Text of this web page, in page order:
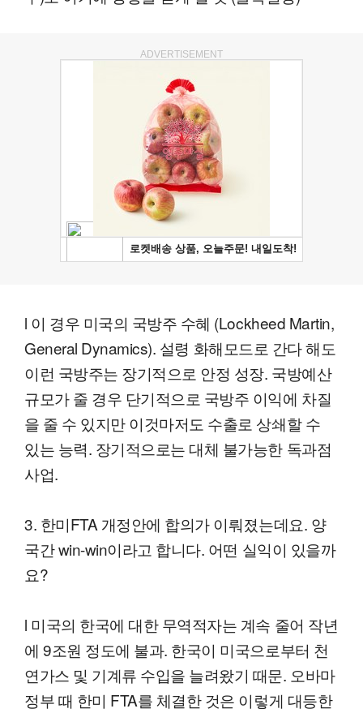
ADVERTISEMENT
l 이 경우 미국의 국방주 수혜 (Lockheed Martin,
General Dynamics). 설령 화해모드로 간다 해도
이런 국방주는 장기적으로 안정 성장. 국방예산
규모가 줄 경우 단기적으로 국방주 이익에 차질
을 줄 수 있지만 이것마저도 수출로 상쇄할 수
있는 능력. 장기적으로는 대체 불가능한 독과점
사업.
3. 한미FTA 개정안에 합의가 이뤄졌는데요. 양
국간 win-win이라고 합니다. 어떤 실익이 있을까
요?
l 미국의 한국에 대한 무역적자는 계속 줄어 작년
에 9조원 정도에 불과. 한국이 미국으로부터 천
연가스 및 기계류 수입을 늘려왔기 때문. 오바마
정부 때 한미 FTA를 체결한 것은 이렇게 대등한